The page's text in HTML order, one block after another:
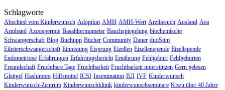
Schlagworte
Abschied vom Kinderwunsch Adoption AMH AMH-Wert Arztbesuch Ausland Ava
Armband Azoospermie Basalthermometer Bauchspiegelung biochemische
Schwangerschaft Blog Buchtipp Bücher Community Dauer duoStim
Eileiterschwangerschaft Einnistung Eisprung Eizellen Eizellenspende Eizellspende
Endometriose Erfahrungen Erfahrungsbericht Ernährung Fehlgeburt Fehlgeburten
Freundschaft Fruchtbare Tage Fruchtbarkeit Fruchtbarkeit unterstützen Gern gelesen
Gleitgel Hashimoto Hilfsmittel ICSI Insemination IUI IVF Kinderwunsch
Kinderwunsch-Zentrum Kinderwunschklinik kinderwunschseminare Kiwu über 40 Jahre